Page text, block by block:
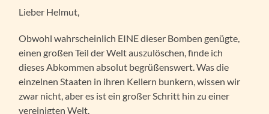
Lieber Helmut,
Obwohl wahrscheinlich EINE dieser Bomben genügte,
einen großen Teil der Welt auszulöschen, finde ich
dieses Abkommen absolut begrüßenswert. Was die
einzelnen Staaten in ihren Kellern bunkern, wissen wir
zwar nicht, aber es ist ein großer Schritt hin zu einer
vereinigten Welt.